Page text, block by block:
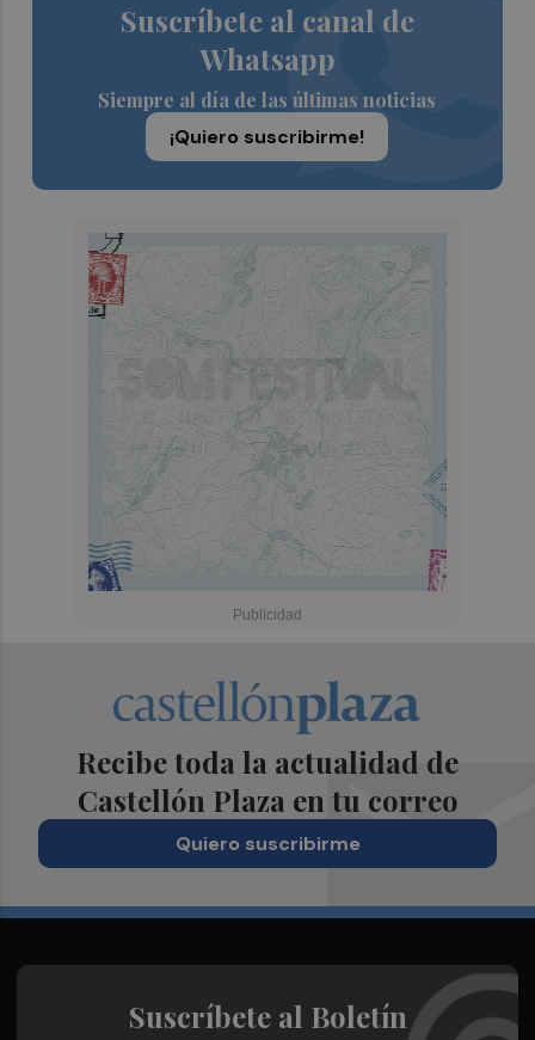
Suscríbete al canal de
Whatsapp
Siempre al día de las últimas noticias
¡Quiero suscribirme!
Recibe toda la actualidad de
Castellón Plaza en tu correo
Quiero suscribirme
Suscríbete al Boletín